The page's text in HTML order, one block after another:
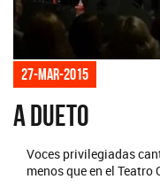
27-mar-2015
A dueto
Voces privilegiadas
menos que en el